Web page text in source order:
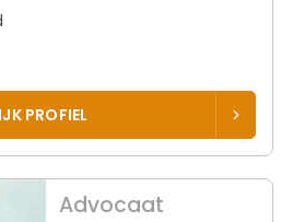
PROFIEL
Advocaat